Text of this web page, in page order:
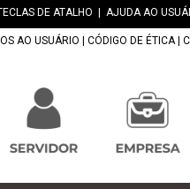
DE ATALHO AJUDA AO
AO USUÁRIO CÓDIGO DE ÉTICA|